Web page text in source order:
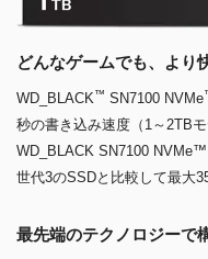
どんなゲームでも、より
WD_BLACK™ SN7100 NVMe
秒の書き込み速度（1～2TB
WD_BLACK SN7100
世代3のSSDと比較して最大
最先端のテクノロジーで